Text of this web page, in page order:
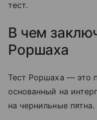
тест.
В чем
Роршаха
Тест Роршаха — это
основанный на
на чернильные